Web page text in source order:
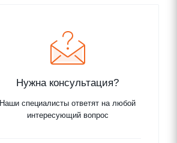
Нужна консультация?
Наши специалисты ответят на любой
интересующий вопрос